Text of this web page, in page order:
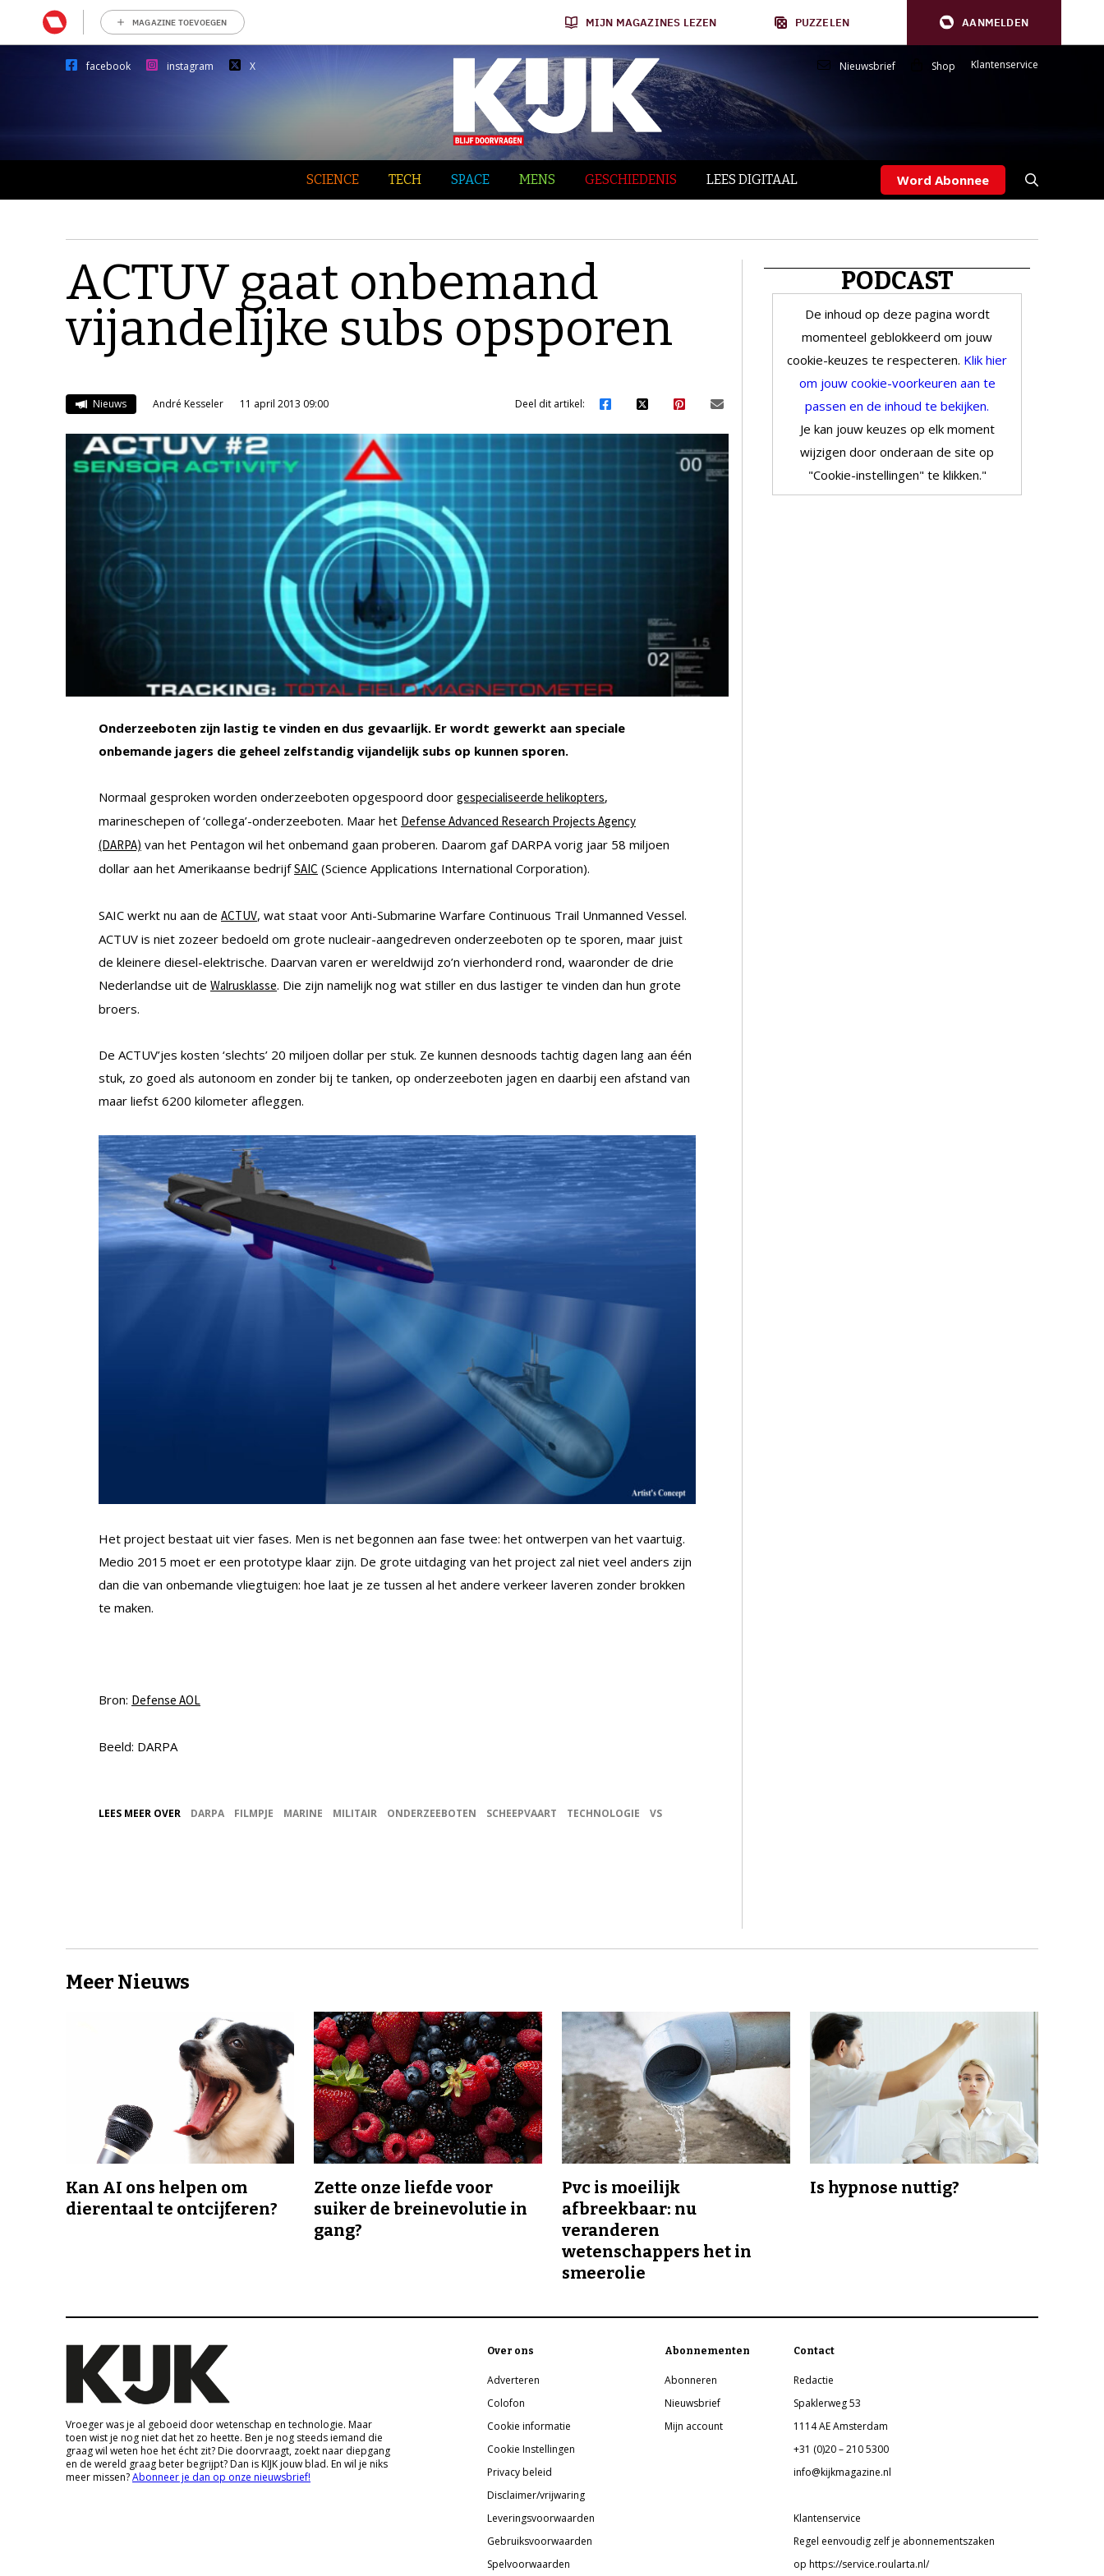
MAGAZINE TOEVOEGEN MIJN MAGAZINES LEZEN PUZZELEN AANMELDEN
facebook instagram X Nieuwsbrief Shop Klantenservice
SCIENCE TECH SPACE MENS GESCHIEDENIS LEES DIGITAAL Word Abonnee
ACTUV gaat onbemand
vijandelijke subs opsporen
Nieuws André Kesseler 11 april 2013 09:00 Deel dit artikel:
Onderzeeboten zijn lastig te vinden en dus gevaarlijk. Er wordt gewerkt aan speciale
onbemande jagers die geheel zelfstandig vijandelijk subs op kunnen sporen.
Normaal gesproken worden onderzeeboten opgespoord door gespecialiseerde helikopters,
marineschepen of ‘collega’-onderzeeboten. Maar het Defense Advanced Research Projects Agency
(DARPA) van het Pentagon wil het onbemand gaan proberen. Daarom gaf DARPA vorig jaar 58 miljoen
dollar aan het Amerikaanse bedrijfSAIC (Science Applications International Corporation).
SAIC werkt nu aan de ACTUV, wat staat voor Anti-Submarine Warfare Continuous Trail Unmanned Vessel.
ACTUV is niet zozeer bedoeld om grote nucleair-aangedreven onderzeeboten op te sporen, maar juist
de kleinere diesel-elektrische. Daarvan varen er wereldwijd zo’n vierhonderd rond, waaronder de drie
Nederlandse uit de Walrusklasse. Die zijn namelijk nog wat stiller en dus lastiger te vinden dan hun grote
broers.
De ACTUV’jes kosten ‘slechts’ 20 miljoen dollar per stuk. Ze kunnen desnoods tachtig dagen lang aan één
stuk, zo goed als autonoom en zonder bij te tanken, op onderzeeboten jagen en daarbij een afstand van
maar liefst 6200 kilometer afleggen.
Het project bestaat uit vier fases. Men is net begonnen aan fase twee: het ontwerpen van het vaartuig.
Medio 2015 moet er een prototype klaar zijn. De grote uitdaging van het project zal niet veel anders zijn
dan die van onbemande vliegtuigen: hoe laat je ze tussen al het andere verkeer laveren zonder brokken
te maken.
Bron: Defense AOL
Beeld: DARPA
LEES MEER OVER DARPA FILMPJE MARINE MILITAIR ONDERZEEBOTEN SCHEEPVAART TECHNOLOGIE VS
PODCAST
De inhoud op deze pagina wordt
momenteel geblokkeerd om jouw
cookie-keuzes te respecteren. Klik hier
om jouw cookie-voorkeuren aan te
passen en de inhoud te bekijken.
Je kan jouw keuzes op elk moment
wijzigen door onderaan de site op
"Cookie-instellingen" te klikken."
Meer Nieuws
Kan AI ons helpen om
dierentaal te ontcijferen?
Zette onze liefde voor
suiker de breinevolutie in
gang?
Pvc is moeilijk
afbreekbaar: nu
veranderen
wetenschappers het in
smeerolie
Is hypnose nuttig?
Vroeger was je al geboeid door wetenschap en technologie. Maar
toen wist je nog niet dat het zo heette. Ben je nog steeds iemand die
graag wil weten hoe het écht zit? Die doorvraagt, zoekt naar diepgang
en de wereld graag beter begrijpt? Dan is KIJK jouw blad. En wil je niks
meer missen?Abonneer je dan op onze nieuwsbrief!
Over ons
Adverteren
Colofon
Cookie informatie
Cookie Instellingen
Privacy beleid
Disclaimer/vrijwaring
Leveringsvoorwaarden
Gebruiksvoorwaarden
Spelvoorwaarden
Abonnementen
Abonneren
Nieuwsbrief
Mijn account
Contact
Redactie
Spaklerweg 53
1114 AE Amsterdam
+31 (0)20 – 210 5300
info@kijkmagazine.nl
Klantenservice
Regel eenvoudig zelf je abonnementszaken
op https://service.roularta.nl/